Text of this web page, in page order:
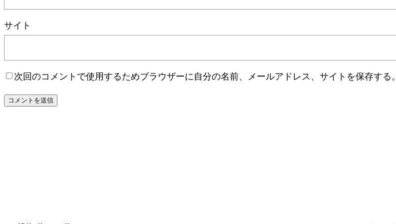
サイト
次回のコメントで使用するためブラウザーに自分の名前、メールアドレス、サイトを保存する。